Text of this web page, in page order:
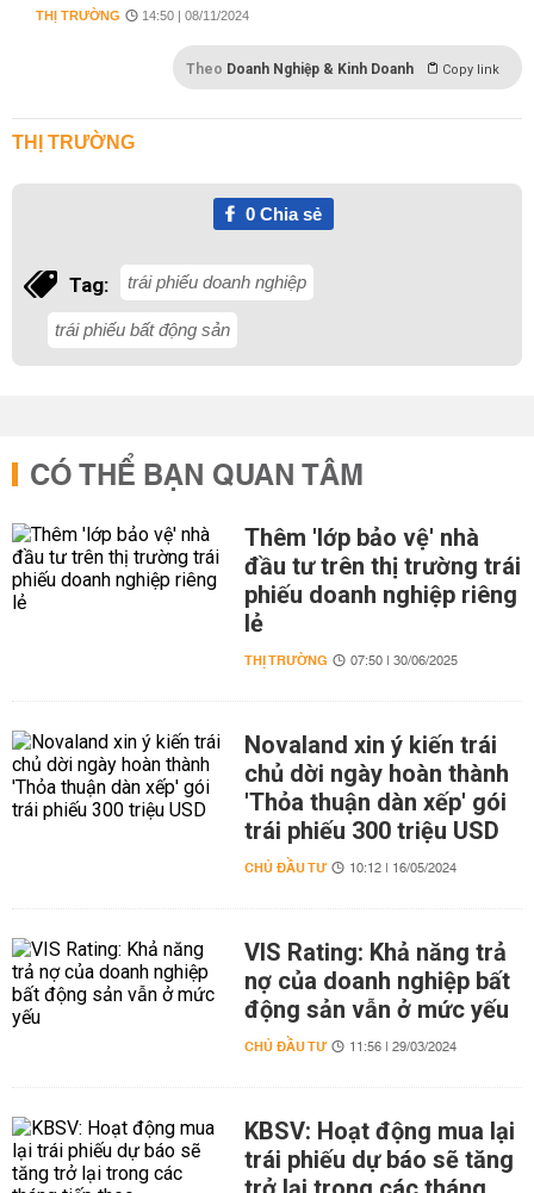
THỊ TRƯỜNG 14:50 | 08/11/2024
Theo Doanh Nghiệp & Kinh Doanh Copy link
THỊ TRƯỜNG
0Chia sẻ
Tag: trái phiếu doanh nghiệp
trái phiếu bất động sản
CÓ THỂ BẠN QUAN TÂM
Thêm 'lớp bảo vệ' nhà
đầu tư trên thị trường trái
phiếu doanh nghiệp riêng
lẻ
THỊ TRƯỜNG 07:50 | 30/06/2025
Novaland xin ý kiến trái
chủ dời ngày hoàn thành
'Thỏa thuận dàn xếp' gói
trái phiếu 300 triệu USD
CHỦ ĐẦU TƯ 10:12 | 16/05/2024
VIS Rating: Khả năng trả
nợ của doanh nghiệp bất
động sản vẫn ở mức yếu
CHỦ ĐẦU TƯ 11:56 | 29/03/2024
KBSV: Hoạt động mua lại
trái phiếu dự báo sẽ tăng